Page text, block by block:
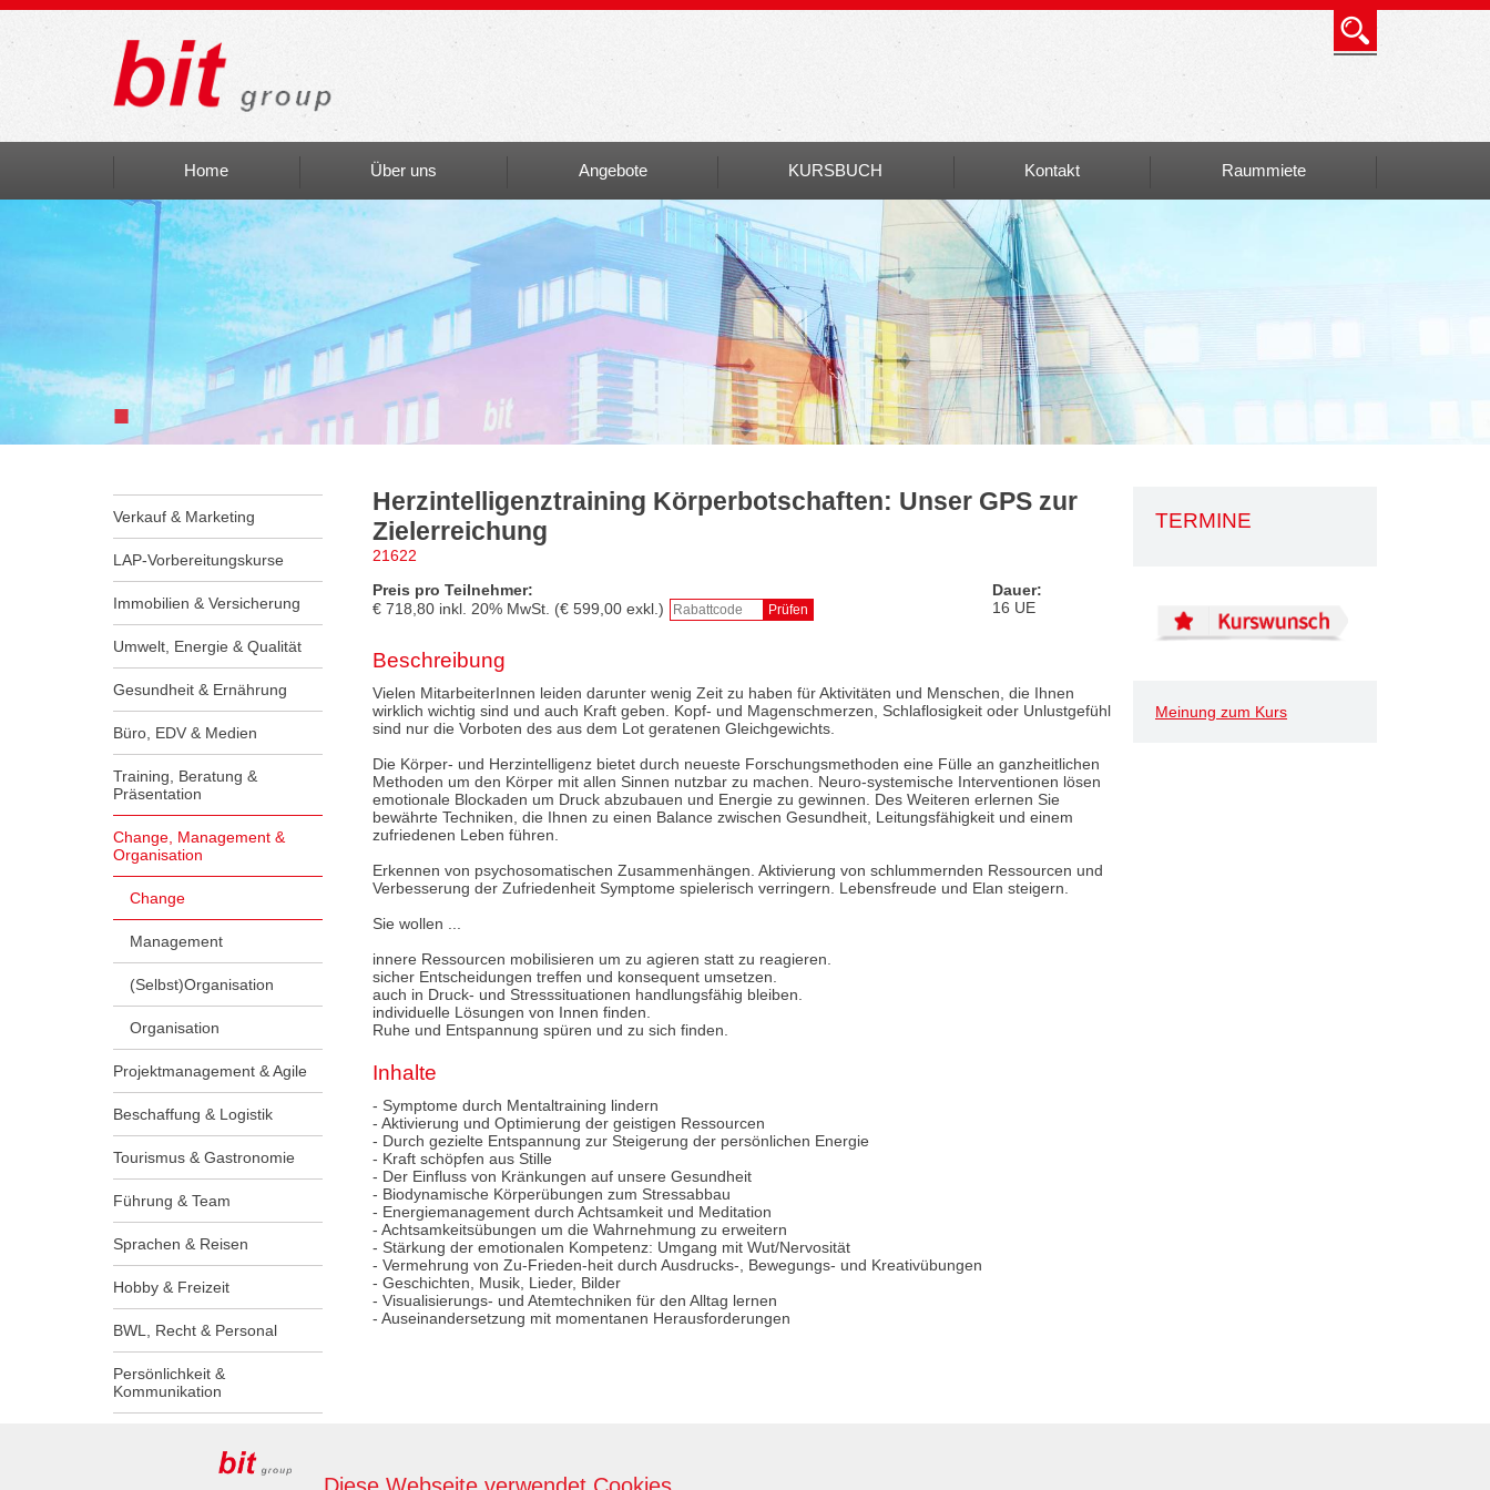
Home Über uns
bit Art
Einblicke
Angebote KURSBUCH Kontakt
Info
Raummiete
■
Verkauf & Marketing
LAP-Vorbereitungskurse
Immobilien & Versicherung
Umwelt, Energie & Qualität
Gesundheit & Ernährung
Büro, EDV & Medien
Training, Beratung &
Präsentation
Change, Management &
Organisation
Change
Management
(Selbst)Organisation
Organisation
Projektmanagement & Agile
Beschaffung & Logistik
Tourismus & Gastronomie
Führung & Team
Sprachen & Reisen
Hobby & Freizeit
BWL, Recht & Personal
Persönlichkeit &
Kommunikation
TERMINE
Meinung zum Kurs
Herzintelligenztraining Körperbotschaften: Unser GPS zur
Zielerreichung
21622
Preis pro Teilnehmer:
€ 718,80 inkl. 20% MwSt. (€ 599,00 exkl.)
Dauer:
16 UE
Beschreibung
Vielen MitarbeiterInnen leiden darunter wenig Zeit zu haben für Aktivitäten und Menschen, die Ihnen
wirklich wichtig sind und auch Kraft geben. Kopf- und Magenschmerzen, Schlaflosigkeit oder Unlustgefühl
sind nur die Vorboten des aus dem Lot geratenen Gleichgewichts.
Die Körper- und Herzintelligenz bietet durch neueste Forschungsmethoden eine Fülle an ganzheitlichen
Methoden um den Körper mit allen Sinnen nutzbar zu machen. Neuro-systemische Interventionen lösen
emotionale Blockaden um Druck abzubauen und Energie zu gewinnen. Des Weiteren erlernen Sie
bewährte Techniken, die Ihnen zu einen Balance zwischen Gesundheit, Leitungsfähigkeit und einem
zufriedenen Leben führen.
Erkennen von psychosomatischen Zusammenhängen. Aktivierung von schlummernden Ressourcen und
Verbesserung der Zufriedenheit Symptome spielerisch verringern. Lebensfreude und Elan steigern.
Sie wollen ...
innere Ressourcen mobilisieren um zu agieren statt zu reagieren.
sicher Entscheidungen treffen und konsequent umsetzen.
auch in Druck- und Stresssituationen handlungsfähig bleiben.
individuelle Lösungen von Innen finden.
Ruhe und Entspannung spüren und zu sich finden.
Inhalte
- Symptome durch Mentaltraining lindern
- Aktivierung und Optimierung der geistigen Ressourcen
- Durch gezielte Entspannung zur Steigerung der persönlichen Energie
- Kraft schöpfen aus Stille
- Der Einfluss von Kränkungen auf unsere Gesundheit
- Biodynamische Körperübungen zum Stressabbau
- Energiemanagement durch Achtsamkeit und Meditation
- Achtsamkeitsübungen um die Wahrnehmung zu erweitern
- Stärkung der emotionalen Kompetenz: Umgang mit Wut/Nervosität
- Vermehrung von Zu-Frieden-heit durch Ausdrucks-, Bewegungs- und Kreativübungen
- Geschichten, Musik, Lieder, Bilder
- Visualisierungs- und Atemtechniken für den Alltag lernen
- Auseinandersetzung mit momentanen Herausforderungen